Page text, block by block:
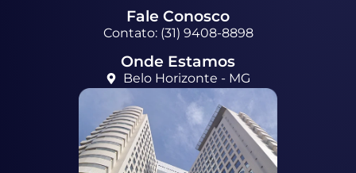
Fale Conosco
Contato: (31) 9408-8898
Onde Estamos
Belo Horizonte - MG